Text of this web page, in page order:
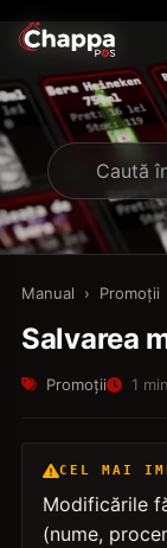
Manual › Promoții
Salvarea
Promoții 1
CEL MAI
Modificările
(nume,